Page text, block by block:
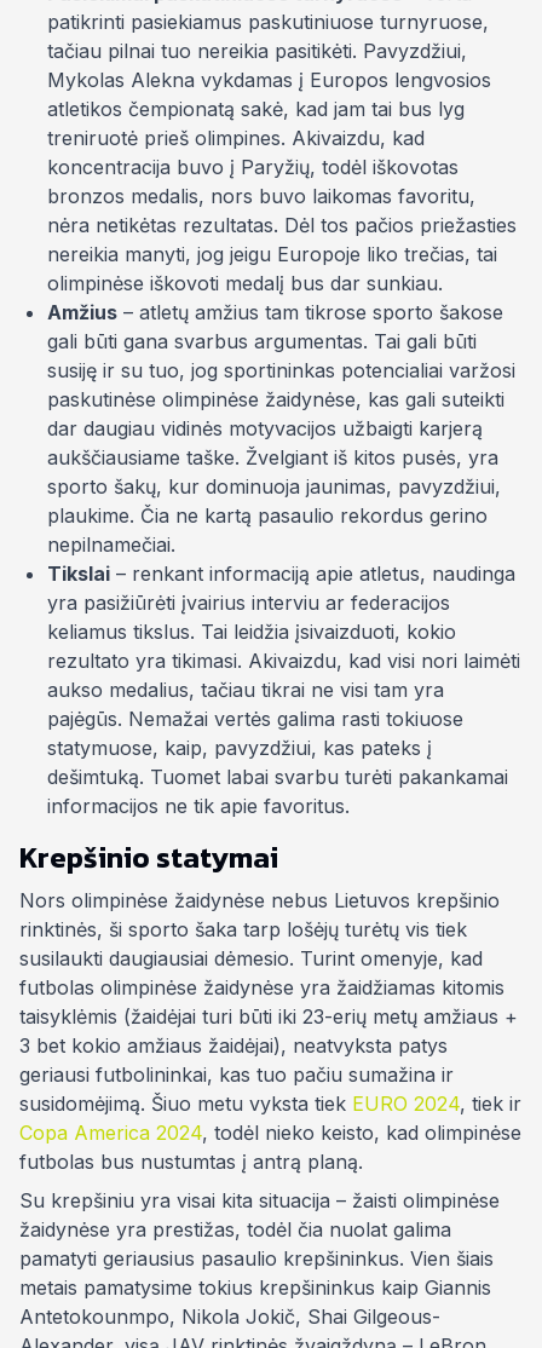
patikrinti pasiekiamus paskutiniuose turnyruose,
tačiau pilnai tuo nereikia pasitikėti. Pavyzdžiui,
Mykolas Alekna vykdamas į Europos lengvosios
atletikos čempionatą sakė, kad jam tai bus lyg
treniruotė prieš olimpines. Akivaizdu, kad
koncentracija buvo į Paryžių, todėl iškovotas
bronzos medalis, nors buvo laikomas favoritu,
nėra netikėtas rezultatas. Dėl tos pačios priežasties
nereikia manyti, jog jeigu Europoje liko trečias, tai
olimpinėse iškovoti medalį bus dar sunkiau.
Amžius – atletų amžius tam tikrose sporto šakose
gali būti gana svarbus argumentas. Tai gali būti
susiję ir su tuo, jog sportininkas potencialiai varžosi
paskutinėse olimpinėse žaidynėse, kas gali suteikti
dar daugiau vidinės motyvacijos užbaigti karjerą
aukščiausiame taške. Žvelgiant iš kitos pusės, yra
sporto šakų, kur dominuoja jaunimas, pavyzdžiui,
plaukime. Čia ne kartą pasaulio rekordus gerino
nepilnamečiai.
Tikslai – renkant informaciją apie atletus, naudinga
yra pasižiūrėti įvairius interviu ar federacijos
keliamus tikslus. Tai leidžia įsivaizduoti, kokio
rezultato yra tikimasi. Akivaizdu, kad visi nori laimėti
aukso medalius, tačiau tikrai ne visi tam yra
pajėgūs. Nemažai vertės galima rasti tokiuose
statymuose, kaip, pavyzdžiui, kas pateks į
dešimtuką. Tuomet labai svarbu turėti pakankamai
informacijos ne tik apie favoritus.
Krepšinio statymai
Nors olimpinėse žaidynėse nebus Lietuvos krepšinio
rinktinės, ši sporto šaka tarp lošėjų turėtų vis tiek
susilaukti daugiausiai dėmesio. Turint omenyje, kad
futbolas olimpinėse žaidynėse yra žaidžiamas kitomis
taisyklėmis (žaidėjai turi būti iki 23-erių metų amžiaus +
3 bet kokio amžiaus žaidėjai), neatvyksta patys
geriausi futbolininkai, kas tuo pačiu sumažina ir
susidomėjimą. Šiuo metu vyksta tiek EURO 2024, tiek ir
Copa America 2024, todėl nieko keisto, kad olimpinėse
futbolas bus nustumtas į antrą planą.
Su krepšiniu yra visai kita situacija – žaisti olimpinėse
žaidynėse yra prestižas, todėl čia nuolat galima
pamatyti geriausius pasaulio krepšininkus. Vien šiais
metais pamatysime tokius krepšininkus kaip Giannis
Antetokounmpo, Nikola Jokič, Shai Gilgeous-